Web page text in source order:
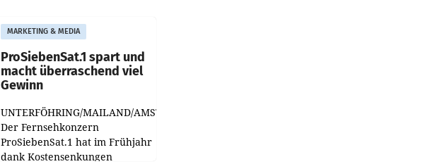
MARKETING & MEDIA
ProSiebenSat.1 spart und
macht überraschend viel
Gewinn
UNTERFÖHRING/MAILAND/AMSTERDAM.
Der Fernsehkonzern
ProSiebenSat.1 hat im Frühjahr
dank Kostensenkungen